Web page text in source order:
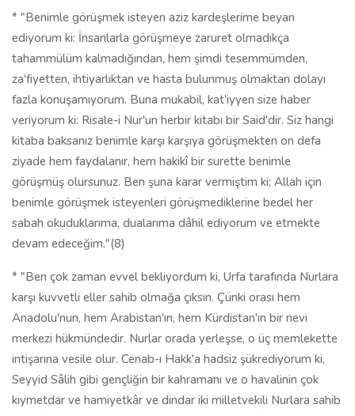
* "Benimle görüşmek isteyen aziz kardeşlerime beyan
ediyorum ki: İnsanlarla görüşmeye zaruret olmadıkça
tahammülüm kalmadığından, hem şimdi tesemmümden,
za'fiyetten, ihtiyarlıktan ve hasta bulunmuş olmaktan dolayı
fazla konuşamıyorum. Buna mukabil, kat'iyyen size haber
veriyorum ki: Risale-i Nur'un herbir kitabı bir Said'dir. Siz hangi
kitaba baksanız benimle karşı karşıya görüşmekten on defa
ziyade hem faydalanır, hem hakikî bir surette benimle
görüşmüş olursunuz. Ben şuna karar vermiştim ki; Allah için
benimle görüşmek isteyenleri görüşmediklerine bedel her
sabah okuduklarıma, dualarıma dâhil ediyorum ve etmekte
devam edeceğim."(8)
* "Ben çok zaman evvel bekliyordum ki, Urfa tarafında Nurlara
karşı kuvvetli eller sahib olmağa çıksın. Çünki orası hem
Anadolu'nun, hem Arabistan'ın, hem Kürdistan'ın bir nevi
merkezi hükmündedir. Nurlar orada yerleşse, o üç memlekette
intişarına vesile olur. Cenab-ı Hakk'a hadsiz şükrediyorum ki,
Seyyid Sâlih gibi gençliğin bir kahramanı ve o havalinin çok
kıymetdar ve hamiyetkâr ve dindar iki milletvekili Nurlara sahib